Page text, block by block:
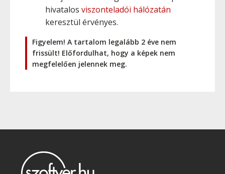
hivatalos viszonteladói hálózatán
keresztül érvényes.
Figyelem! A tartalom legalább 2 éve nem
frissült! Előfordulhat, hogy a képek nem
megfelelően jelennek meg.